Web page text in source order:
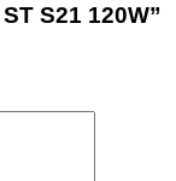
S21 120W”